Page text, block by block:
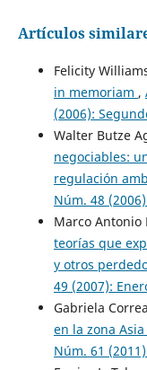
Artículos
Felicity
in memoriam ,
(2006):
Walter Butze
negociables:
regulación
Núm. 48
Marco Antonio
teorías que
y otros
49 (2007):
Gabriela
en la zona
Núm. 61